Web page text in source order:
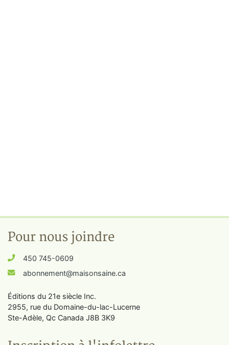
Pour nous joindre
450 745-0609
abonnement@maisonsaine.ca
Éditions du 21e siècle Inc.
2955, rue du Domaine-du-lac-Lucerne
Ste-Adèle, Qc Canada J8B 3K9